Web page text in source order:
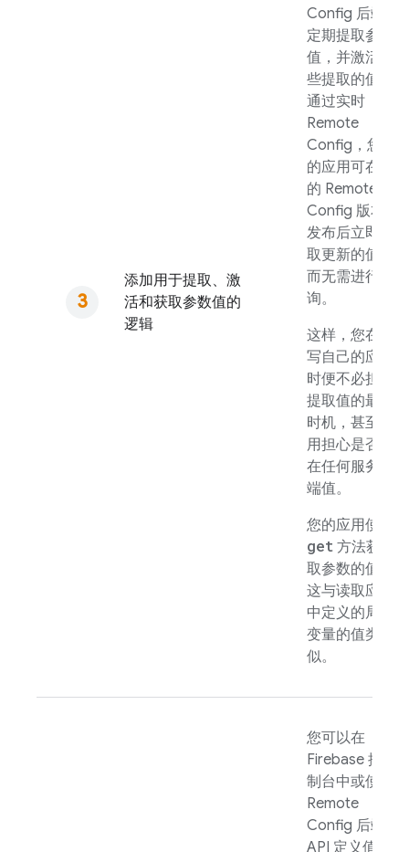
添加用于提取、激
活和获取参数值的
逻辑
Config 后端
定期提取参数
值，并激活这
些提取的值。
通过实时
Remote
Config ，您
的应用可在新
的 Remote
Config 版本
发布后立即提
取更新的值，
而无需进行轮
询。
这样，您在编
写自己的应用
时便不必担心
提取值的最佳
时机，甚至不
用担心是否存
在任何服务器
端值。
您的应用使用
get 方法获
取参数的值，
这与读取应用
中定义的局部
变量的值类
似。
您可以在
Firebase 控
制台中或使用
Remote
Config 后端
API 定义值来